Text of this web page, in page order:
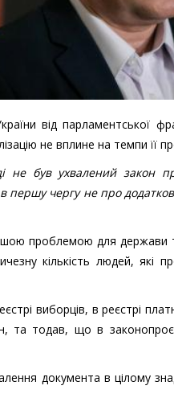
від парламентської
не вплине на темпи її
не був ухвалений закон
першу чергу не про
проблемою для держави
кількість людей, які
виборців, в реєстрі
та тодав, що в
документа в цілому